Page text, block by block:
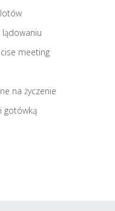
meeting
na życzenie
gotówką